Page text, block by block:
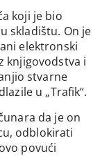
koji je bio
skladištu. On je
elektronski
knjigovodstva i
stvarne
u „Trafik“.
da je on
odblokirati
povući